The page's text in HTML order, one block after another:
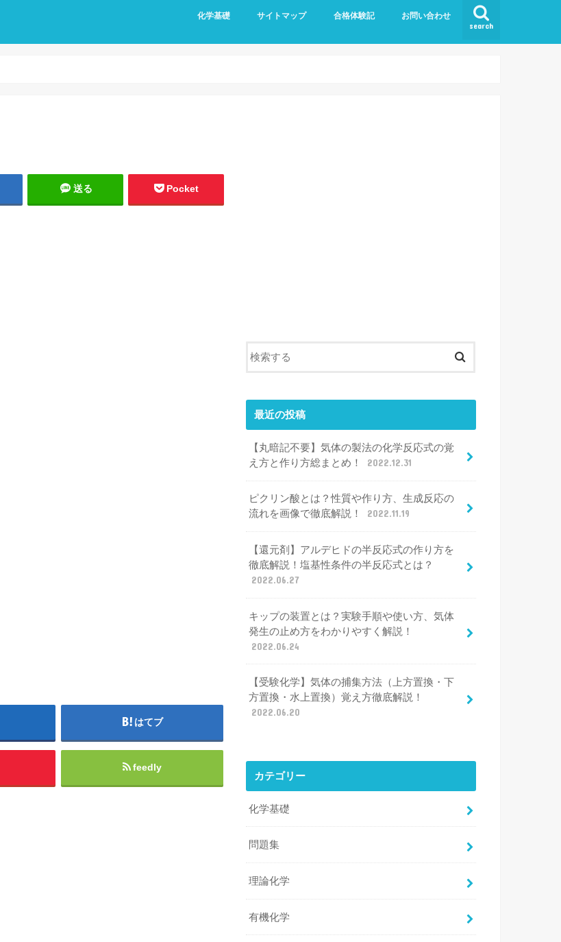
search
化学基礎 サイトマップ 合格体験記 お問い合わせ
送る Pocket
はてブ
feedly
最近の投稿
【丸暗記不要】気体の製法の化学反応式の覚
え方と作り方総まとめ！
2022.12.31
ピクリン酸とは？性質や作り方、生成反応の
流れを画像で徹底解説！
2022.11.19
【還元剤】アルデヒドの半反応式の作り方を
徹底解説！塩基性条件の半反応式とは？
2022.06.27
キップの装置とは？実験手順や使い方、気体
発生の止め方をわかりやすく解説！
2022.06.24
【受験化学】気体の捕集方法（上方置換・下
方置換・水上置換）覚え方徹底解説！
2022.06.20
カテゴリー
化学基礎
問題集
理論化学
有機化学